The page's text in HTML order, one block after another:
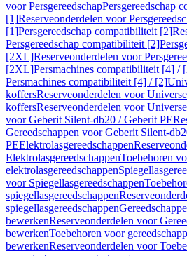
voor PersgereedschapPersgereedschap
[1]Reserveonderdelen voor
[1]Persgereedschap compatibiliteit [2]
Persgereedschap compatibiliteit [2]
[2XL]Reserveonderdelen voor
[2XL]Persmachines compatibiliteit [4] /
Persmachines compatibiliteit [4] / [2]
koffersReserveonderdelen voor
koffersReserveonderdelen voor
voor Geberit Silent-db20 / Geberit PE
Gereedschappen voor Geberit Silent-
PEElektrolasgereedschappen
ElektrolasgereedschappenToebehoren
elektrolasgereedschappen
voor Spiegellasgereedschappen
spiegellasgereedschappen
spiegellasgereedschappen
bewerkenReserveonderdelen voor
bewerkenToebehoren voor
bewerkenReserveonderdelen voor